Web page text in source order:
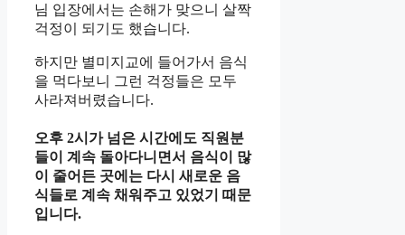
님 입장에서는 손해가 맞으니 살짝
걱정이 되기도 했습니다.
하지만 별미지교에 들어가서 음식
을 먹다보니 그런 걱정들은 모두
사라져버렸습니다.
오후 2시가 넘은 시간에도 직원분
들이 계속 돌아다니면서 음식이 많
이 줄어든 곳에는 다시 새로운 음
식들로 계속 채워주고 있었기 때문
입니다.